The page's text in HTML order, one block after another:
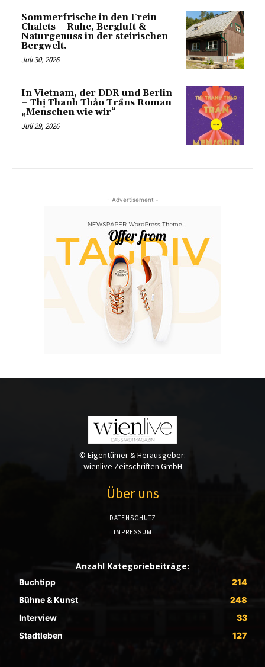
Sommerfrische in den Frein
Chalets – Ruhe, Bergluft &
Naturgenuss in der steirischen
Bergwelt.
Juli 30, 2026
In Vietnam, der DDR und Berlin
– Thị Thanh Thảo Trầns Roman
„Menschen wie wir“
Juli 29, 2026
- Advertisement -
© Eigentümer & Herausgeber:
wienlive Zeitschriften GmbH
Über uns
DATENSCHUTZ
IMPRESSUM
Anzahl Kategoriebeiträge:
Buchtipp
214
Bühne & Kunst
248
Interview
33
Stadtleben
127